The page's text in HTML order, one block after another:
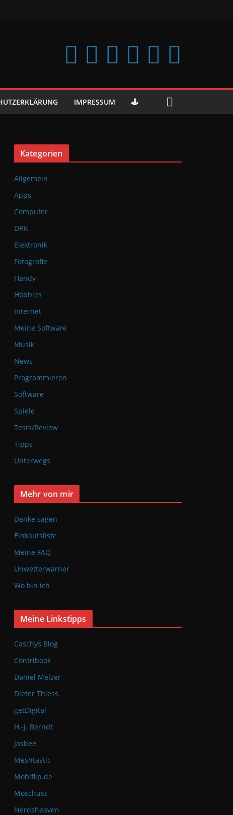
IMPRESSUM 🕹️
Kategorien
Allgemein
Apps
Computer
DRK
Elektronik
Fotografie
Handy
Hobbies
Internet
Meine Software
Musik
News
Programmieren
Software
Spiele
Tests/Review
Tipps
Unterwegs
Mehr von mir
Danke sagen
Einkaufsliste
Meine FAQ
Unwetterwarner
Wo bin ich
Meine Linkstipps
Caschys Blog
Contribook
Daniel Melzer
Dieter Thiess
getDigital
H.-J. Berndt
Jasbee
Meshtastic
Mobiflip.de
Moschuss
Nerdsheaven